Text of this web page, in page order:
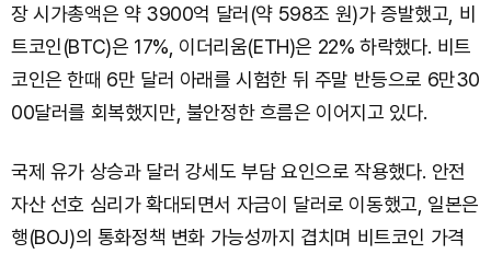
장 시가총액은 약 3900억 달러(약 598조 원)가 증발했고, 비
트코인(BTC)은 17%, 이더리움(ETH)은 22% 하락했다. 비트
코인은 한때 6만 달러 아래를 시험한 뒤 주말 반등으로 6만30
00달러를 회복했지만, 불안정한 흐름은 이어지고 있다.
국제 유가 상승과 달러 강세도 부담 요인으로 작용했다. 안전
자산 선호 심리가 확대되면서 자금이 달러로 이동했고, 일본은
행(BOJ)의 통화정책 변화 가능성까지 겹치며 비트코인 가격